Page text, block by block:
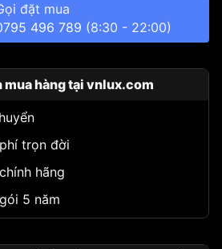
đặt mua
496 789 (8:30 - 22:00)
mua hàng tại vnlux.com
trọn đời
hãng
5 năm